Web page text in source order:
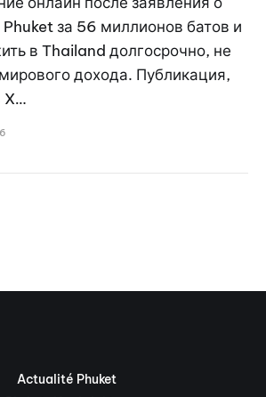
за 56 миллионов батов и
в Thailand долгосрочно, не
дохода. Публикация,
X…
Actualité Phuket